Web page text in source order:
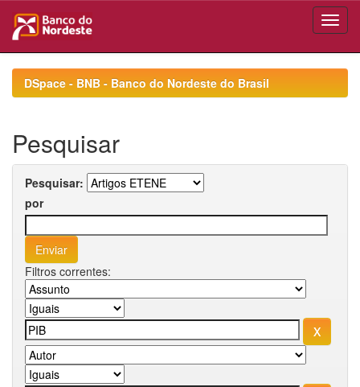
navigationDSpace - BNB - Banco do Nordeste do Brasil
Pesquisar
Pesquisar:
por
Filtros correntes: